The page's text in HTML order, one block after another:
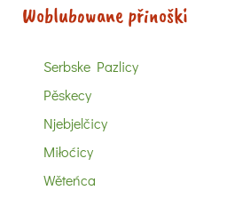
Woblubowane přinoški
Serbske Pazlicy
Pěskecy
Njebjelčicy
Miłoćicy
Wěteńca